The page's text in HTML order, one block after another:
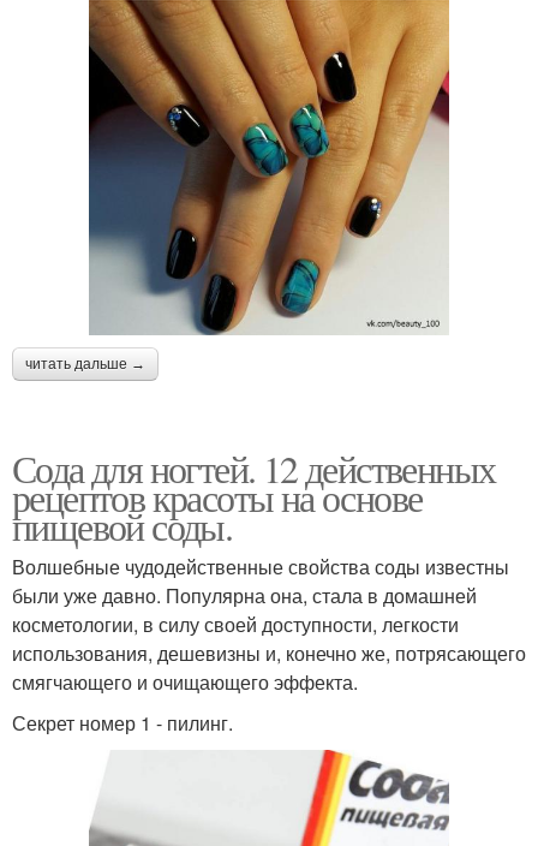
читать дальше →
Сода для ногтей. 12 действенных
рецептов красоты на основе
пищевой соды.
Волшебные чудодейственные свойства соды известны
были уже давно. Популярна она, стала в домашней
косметологии, в силу своей доступности, легкости
использования, дешевизны и, конечно же, потрясающего
смягчающего и очищающего эффекта.
Секрет номер 1 - пилинг.